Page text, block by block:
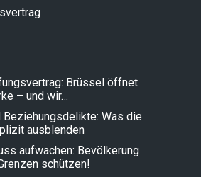
Brüssel öffnet
– und wir…
Beziehungsdelikte: Was die
ausblenden
aufwachen: Bevölkerung
schützen!